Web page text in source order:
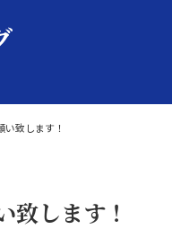
い致します！
致します！